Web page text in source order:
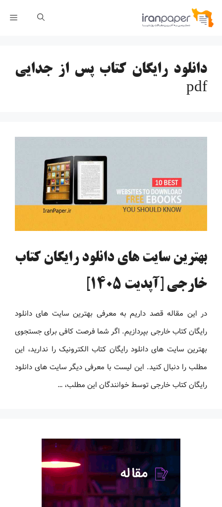
پرش
دانلود رایگان کتاب پس از جدایی
pdf
بهترین سایت های دانلود رایگان کتاب
خارجی [آپدیت 1405]
در این مقاله قصد داریم به معرفی بهترین سایت های دانلود
رایگان کتاب خارجی بپردازیم. اگر شما فرصت کافی برای جستجوی
بهترین سایت های دانلود رایگان کتاب الکترونیک را ندارید، این
مطلب را دنبال کنید. این لیست با معرفی دیگر سایت های دانلود
رایگان کتاب خارجی توسط خوانندگان این مطلب، …